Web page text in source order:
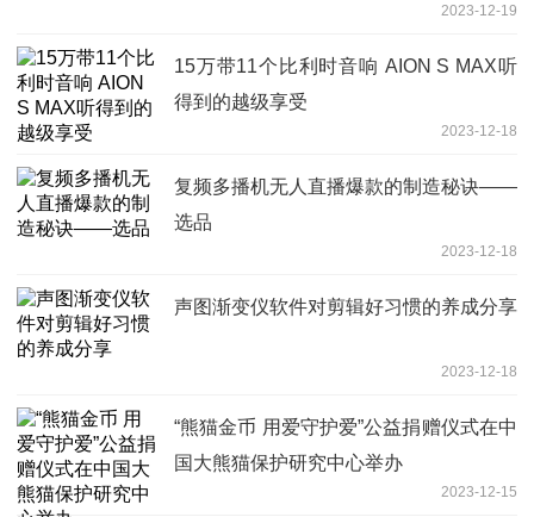
2023-12-19
15万带11个比利时音响 AION S MAX听
得到的越级享受
2023-12-18
复频多播机无人直播爆款的制造秘诀——
选品
2023-12-18
声图渐变仪软件对剪辑好习惯的养成分享
2023-12-18
“熊猫金币 用爱守护爱”公益捐赠仪式在中
国大熊猫保护研究中心举办
2023-12-15